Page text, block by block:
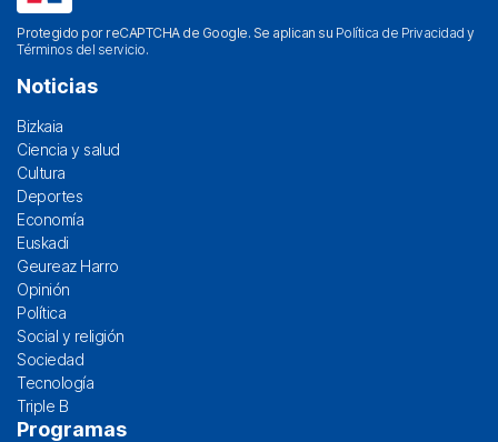
Protegido por reCAPTCHA de Google. Se aplican su Política de Privacidad y
Términos del servicio.
Noticias
Bizkaia
Ciencia y salud
Cultura
Deportes
Economía
Euskadi
Geureaz Harro
Opinión
Política
Social y religión
Sociedad
Tecnología
Triple B
Programas